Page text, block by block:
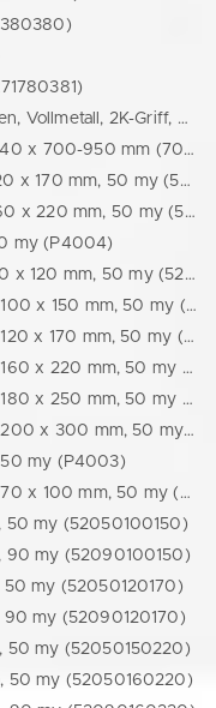
Cuttermesser für 18 mm Abbrechklingen, Vollmetall, 2K-Griff, Auto-Stop (33391234)
Doppel-Packtisch, lichtgrau, 2000 x 1840 x 700-950 mm (70012110001)
Druckverschlussbeutel mit Euroloch, 120 x 170 mm, 50 my (52501201702)
Druckverschlussbeutel mit Euroloch, 160 x 220 mm, 50 my (52501602202)
my (P4004)
Druckverschlussbeutel mit Euroloch, 80 x 120 mm, 50 my (52500801202)
Druckverschlussbeutel mit Schriftfeld, 100 x 150 mm, 50 my (52501001501)
Druckverschlussbeutel mit Schriftfeld, 120 x 170 mm, 50 my (52501201701)
Druckverschlussbeutel mit Schriftfeld, 160 x 220 mm, 50 my (52501602201)
Druckverschlussbeutel mit Schriftfeld, 180 x 250 mm, 50 my (52501802501)
Druckverschlussbeutel mit Schriftfeld, 200 x 300 mm, 50 my (52502003001)
50 my (P4003)
Druckverschlussbeutel mit Schriftfeld, 70 x 100 mm, 50 my (52500701001)
50 my (52050100150)
90 my (52090100150)
50 my (52050120170)
90 my (52090120170)
50 my (52050150220)
50 my (52050160220)